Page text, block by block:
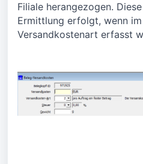
Filiale herangezogen.
Ermittlung erfolgt, wenn
Versandkostenart erfasst